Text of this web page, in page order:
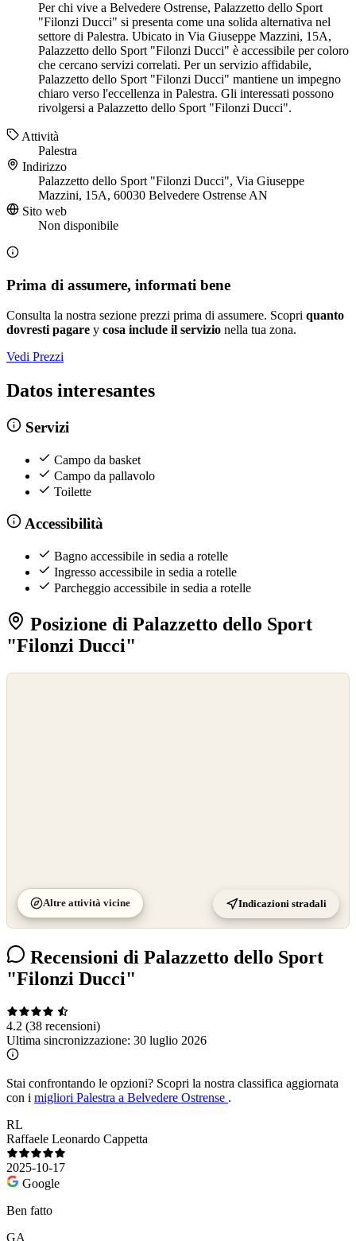
Per chi vive a Belvedere Ostrense, Palazzetto dello Sport
"Filonzi Ducci" si presenta come una solida alternativa nel
settore di Palestra. Ubicato in Via Giuseppe Mazzini, 15A,
Palazzetto dello Sport "Filonzi Ducci" è accessibile per coloro
che cercano servizi correlati. Per un servizio affidabile,
Palazzetto dello Sport "Filonzi Ducci" mantiene un impegno
chiaro verso l'eccellenza in Palestra. Gli interessati possono
rivolgersi a Palazzetto dello Sport "Filonzi Ducci".
Attività
Palestra
Indirizzo
Palazzetto dello Sport "Filonzi Ducci", Via Giuseppe
Mazzini, 15A, 60030 Belvedere Ostrense AN
Sito web
Non disponibile
Prima di assumere, informati bene
Consulta la nostra sezione prezzi prima di assumere. Scopri quanto
dovresti pagare y cosa include il servizio nella tua zona.
Vedi Prezzi
Datos interesantes
Servizi
Campo da basket
Campo da pallavolo
Toilette
Accessibilità
Bagno accessibile in sedia a rotelle
Ingresso accessibile in sedia a rotelle
Parcheggio accessibile in sedia a rotelle
Posizione di Palazzetto dello Sport
"Filonzi Ducci"
Altre attività vicine Indicazioni stradali
Recensioni di Palazzetto dello Sport
"Filonzi Ducci"
4.2 (38 recensioni)
Ultima sincronizzazione: 30 luglio 2026
Stai confrontando le opzioni? Scopri la nostra classifica aggiornata
con i migliori Palestra a Belvedere Ostrense .
RL
Raffaele Leonardo Cappetta
2025-10-17
Google
Ben fatto
GA